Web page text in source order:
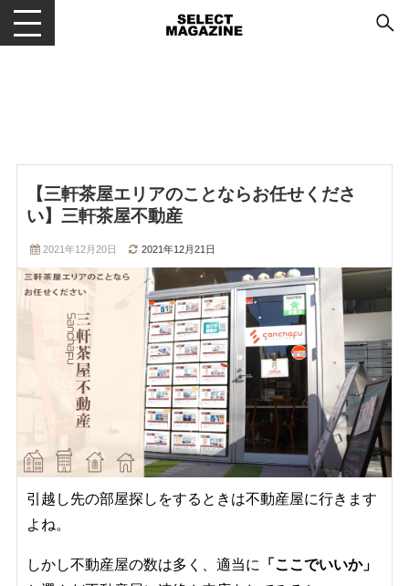
メニューを開閉する
【三軒茶屋エリアのことならお任せくださ
い】三軒茶屋不動産
2021年12月20日 2021年12月21日
引越し先の部屋探しをするときは不動産屋に行きます
よね。
しかし不動産屋の数は多く、適当に
「ここでいいか」